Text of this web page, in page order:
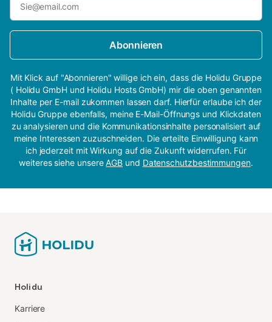
Abonnieren
Mit Klick auf "Abonnieren" willige ich ein, dass die Holidu Gruppe
( Holidu GmbH und Holidu Hosts GmbH) mir die oben genannten
Inhalte per E-mail zukommen lassen darf. Hierfür erlaube ich der
Holidu Gruppe ebenfalls, meine E-Mail-Öffnungs und Klickdaten
zu analysieren und die Kommunikationsinhalte personalisiert auf
meine Interessen zuzuschneiden. Die erteilte Einwilligung kann
ich jederzeit mit Wirkung auf die Zukunft widerrufen. Für
weiteres siehe unsereAGB und Datenschutzbestimmungen.
Holidu
Karriere